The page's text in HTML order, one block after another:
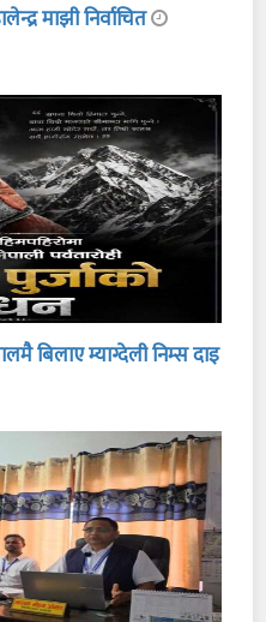
माझी निर्वाचित
बिलाए म्याग्देली निम्स दाइ